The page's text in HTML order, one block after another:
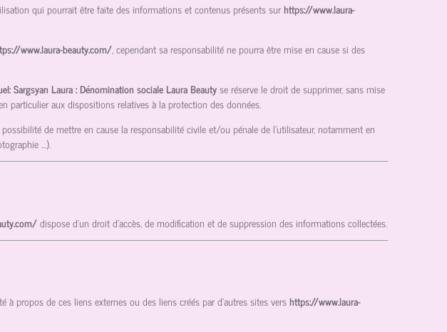
qui pourrait être faite des informations et contenus présents surhttps://www.laura-
www.laura-beauty.com/, cependant sa responsabilité ne pourra être mise en cause si des
Sargsyan Laura : Dénomination sociale Laura Beautyse réserve le droit de supprimer, sans mise
particulier aux dispositions relatives à la protection des données.
de mettre en cause la responsabilité civile et/ou pénale de l’utilisateur, notamment en
…).
dispose d’un droit d’accès, de modification et de suppression des informations collectées.
propos de ces liens externes ou des liens créés par d’autres sites vershttps://www.laura-